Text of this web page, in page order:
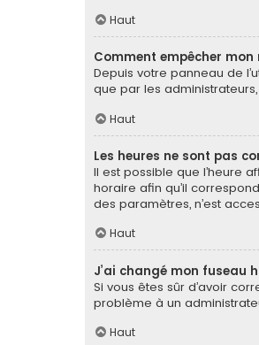
Haut
Comment empêcher
Depuis votre panneau de
que par les
Haut
Les heures ne sont pas
Il est possible que l’heure
horaire afin qu’il
des paramètres, n’est
Haut
J’ai changé mon fuseau
Si vous êtes sûr d’avoir
problème à un
Haut